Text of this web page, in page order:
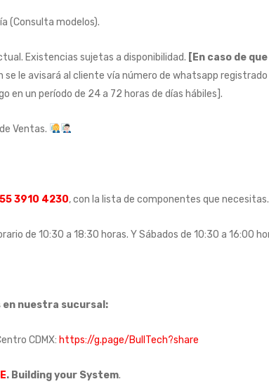
(Consulta modelos).
Existencias sujetas a disponibilidad. [En caso de
se le avisará al cliente vía número de whatsapp registrado
en un período de 24 a 72 horas de días hábiles].
Ventas.
3910 4230, con la lista de componentes que necesitas.
de 10:30 a 18:30 horas. Y Sábados de 10:30 a 16:00
en nuestra sucursal:
CDMX: https://g.page/BullTech?share
. Building your System.